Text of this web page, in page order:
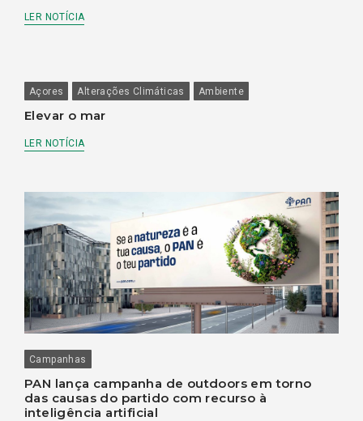
LER NOTÍCIA
Açores Alterações Climáticas Ambiente
Elevar o mar
LER NOTÍCIA
Campanhas
PAN lança campanha de outdoors em torno
das causas do partido com recurso à
inteligência artificial